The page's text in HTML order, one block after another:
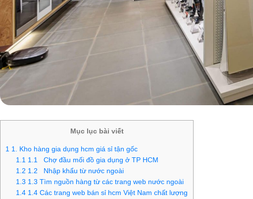
Mục lục bài viết
1 1. Kho hàng gia dụng hcm giá sỉ tận gốc
1.1 1.1 Chợ đầu mối đồ gia dụng ở TP HCM
1.2 1.2 Nhập khẩu từ nước ngoài
1.3 1.3 Tìm nguồn hàng từ các trang web nước ngoài
1.4 1.4 Các trang web bán sỉ hcm Việt Nam chất lượng